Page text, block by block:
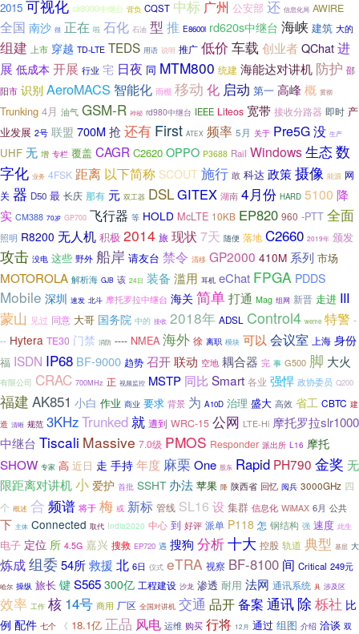
2015 可视化 slr8000中继台 背负 CQST 中标 广州 公安部 还 信息化局 AWIRE
全国 南沙 很 正在 啦 石化 石油 型 推 E8600i rd620s中继台 海峡 建筑 大的
组建 上市 穿越 TD-LTE TEDS 用语 说明 推广 低价 车载 创业者 QChat 进
展 低成本 开展 行业 宅 日夜 同 MTM800 统建 海能达对讲机 防护 邵
阳市 识别 AeroMACS 智能化 雨棚 移动 化 启动 第一 高峰 概 贯彻
Trunking 4月 油气 GSM-R 神秘 rd980中继台 IEEE Liteos 宽带 接收分路器 即时 产
业发展 2号 联盟 700M 抢 还有 First ATEX 频率 5月 关于 Pre5G没 生产
UHF 无 增 专栏 覆盖 CAGR C2620 OPPO P3688 Rail Windows生态数
字化 业务 4FSK 距离 以下简称 SCOUT 施行 敢 科达 政策摄像 能源 网
关 器 D50 最 长庆 那有 元 双工器 DSLGITEX 湖南 4月份 HARD 5100 降
实 CM388 70岁 GP700 飞行器 等 HOLD McLTE 10KB EP820 960 -PTT 全面
照明 R8200 无人机 积极 2014 旅 现状 7天 随便 落地 C2660 2019年 颁发
攻击 没电 这些 野外 船岸 请友台 禁令 清移 GP2000 410M 系列 市场
MOTOROLA 解析海 GJB 该 24日 装备 滥用 耳机 eChat FPGA PDDS
Mobile 深圳 速发 北斗 摩托罗拉中继台 海关 简单打通 Mag 组网 新晋 走进 III
蒙山 见过 同意 大哥 国务院 中的 接收 2018年 ADSL Control4 weme 特警 -
-- Hytera TE30 门禁 消防 ---- NMEA 海外 徐 离职 模块 可以 会议室 上海 身份
福 ISDN IP68 BF-9000 趋势 召开联动 空地 耦合器 完 事 G500 脚 大火
有限公司 CRAC 700MHz 正 视频监控 MSTP 同比 Smart 各业 强悍 政协委员 Q200
福建 AK851 小白 作业 商业 要求 背景 为 A10D 治理 盛大 高效 省工 CBTC 建
造 清晰 规范 3KHzTrunked就 遭到 WRC-15 公网 LTE-Hi 摩托罗拉slr1000
中继台 Tiscali Massive 7.0级 PMOS Responder 派出所 L16 摩托
SHOW 专家 高 近日 走 手持 年度 麻栗 One 股东 Rapid PH790 金奖 无
限距离对讲机小 爱护 首批 SSHT 办法 苹果 降 陕西省 回忆 阅兵 3000GHz 四
个 概述 合 频谱 将于 梅 或 新标 管线 SL16 设 集群 信息化 WiMAX 6月 公共
下 主体 Connected 取代 India2020 中心 到 好评 派单 P118 怎 钢结构 强 速度 此生
电子 定位 所 4.5G 嘉兴 搜救 EP720 遇 搜狗 分析十大 控股 轨道 典型 基层 大
炼成组委54所救援 北 6日 仪式 eTRA 视察 BF-8100 间 Critical 249元
哈尔 操纵 旅长 键 S565 300亿 工程建设 沙龙 渗透 耐用 法网 通讯系统 具 涉及区
效率 工作 核 14号 商用 厂区 全国对讲机 交通 品开备案 通讯 除 栎社 比
例 配件 七个 《 18.1亿 正品 风电 运维 购买 行将 12月 通过 组图 介绍 洽谈 双